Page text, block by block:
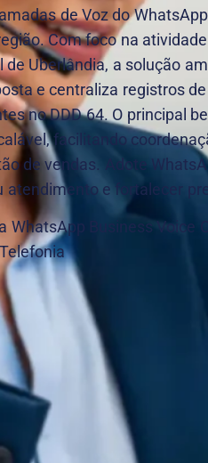
de Voz do
Com foco na
de Uberlândia, a solução
e centraliza registros
no DDD 64. O principal
facilitando
de vendas. Adote
atendimento e fortalecer
WhatsApp Business Voice